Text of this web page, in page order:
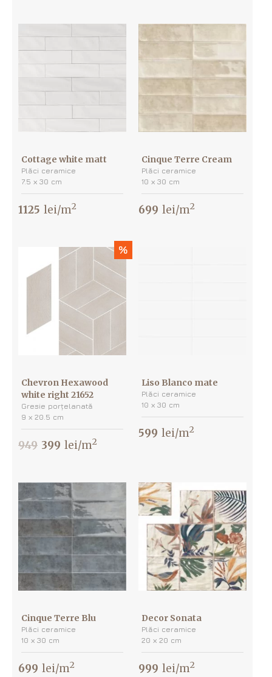
Cottage white matt
Plăci ceramice
7.5 х 30 cm
1125 lei/m2
Cinque Terre Cream
Plăci ceramice
10 х 30 cm
699 lei/m2
%
Chevron Hexawood
white right 21652
Gresie porțelanată
9 х 20.5 cm
949 399 lei/m2
Liso Blanco mate
Plăci ceramice
10 х 30 cm
599 lei/m2
Cinque Terre Blu
Plăci ceramice
10 х 30 cm
699 lei/m2
Decor Sonata
Plăci ceramice
20 х 20 cm
999 lei/m2